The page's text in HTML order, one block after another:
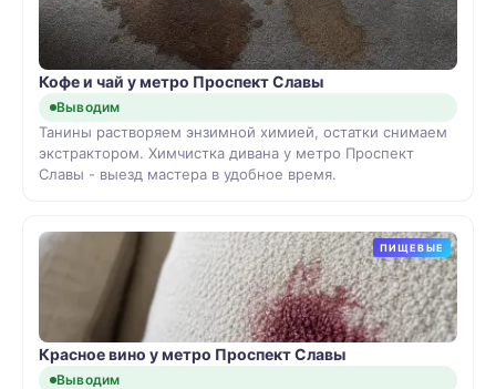
Кофе и чай у метро Проспект Славы
Выводим
Танины растворяем энзимной химией, остатки снимаем
экстрактором. Химчистка дивана у метро Проспект
Славы - выезд мастера в удобное время.
ПИЩЕВЫЕ
Красное вино у метро Проспект Славы
Выводим